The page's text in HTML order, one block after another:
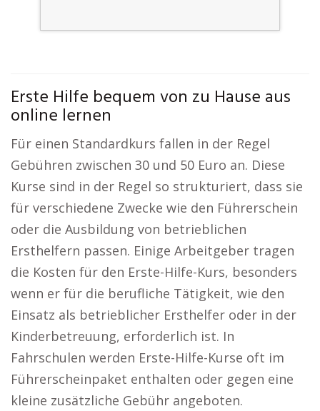
Erste Hilfe bequem von zu Hause aus
online lernen
Für einen Standardkurs fallen in der Regel
Gebühren zwischen 30 und 50 Euro an. Diese
Kurse sind in der Regel so strukturiert, dass sie
für verschiedene Zwecke wie den Führerschein
oder die Ausbildung von betrieblichen
Ersthelfern passen. Einige Arbeitgeber tragen
die Kosten für den Erste-Hilfe-Kurs, besonders
wenn er für die berufliche Tätigkeit, wie den
Einsatz als betrieblicher Ersthelfer oder in der
Kinderbetreuung, erforderlich ist. In
Fahrschulen werden Erste-Hilfe-Kurse oft im
Führerscheinpaket enthalten oder gegen eine
kleine zusätzliche Gebühr angeboten.